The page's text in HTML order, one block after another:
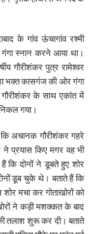
के गांव ऊंचागांव रश्मी
गंगा स्नान करने आया था।
गौरीशंकर पुत्र रामेश्वर
भक्त कासगंज की ओर गंगा
के साथ एकांत में
गया।
अचानक गौरीशंकर गहरे
प्रयास किए मगर वह भी
कि दोनों ने डूबते हुए शोर
डूब चुके थे। बताते हैं कि
मचा कर गोताखोरों को
ने कड़ी मशक्कत के बाद
तलाश शुरू कर दी। बताते